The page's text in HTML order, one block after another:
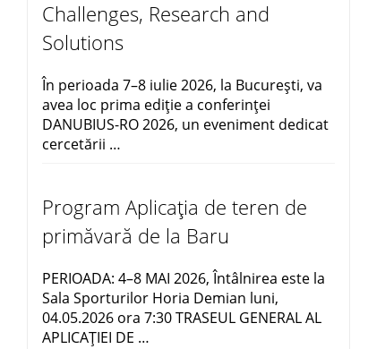
Challenges, Research and
Solutions
În perioada 7–8 iulie 2026, la București, va
avea loc prima ediție a conferinței
DANUBIUS-RO 2026, un eveniment dedicat
cercetării …
Program Aplicația de teren de
primăvară de la Baru
PERIOADA: 4–8 MAI 2026, Întâlnirea este la
Sala Sporturilor Horia Demian luni,
04.05.2026 ora 7:30 TRASEUL GENERAL AL
APLICAŢIEI DE …